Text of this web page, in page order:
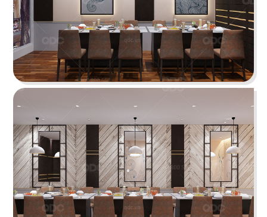
BẮC KIM THANG
Nhà hàng Bắc Kim Thang được thiết kế theo
phong cách Việt Nam dân gian đương đại...
Chi tiết